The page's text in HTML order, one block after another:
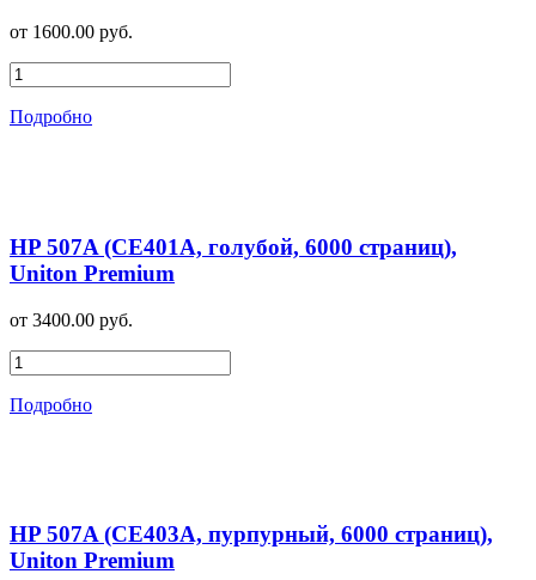
от 1600.00 руб.
Подробно
HP 507A (CE401A, голубой, 6000 страниц),
Uniton Premium
от 3400.00 руб.
Подробно
HP 507A (CE403A, пурпурный, 6000 страниц),
Uniton Premium